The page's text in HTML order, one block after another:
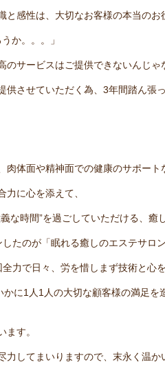
と感性は、大切なお客様の本当の
か。。。」
サービスはご提供できないんじゃ
させていただく為、3年間踏ん
肉体面や精神面での健康のサポート
に心を添えて、
時間”を過ごしていただける、癒
たのが「眠れる癒しのエステサロ
力で日々、労を惜しまず技術と心
に1人1人の大切な顧客様の満足
す。
してまいりますので、末永く温か